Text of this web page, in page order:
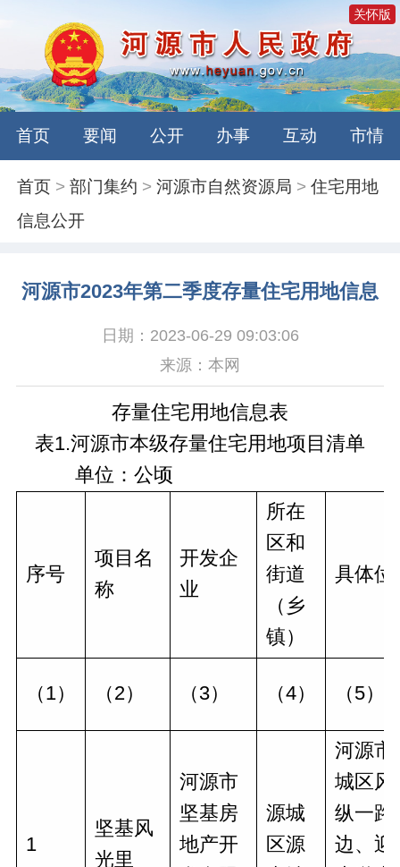
关怀版
首页 要闻 公开 办事 互动 市情
首页 >部门集约 >河源市自然资源局 >住宅用地
信息公开
河源市2023年第二季度存量住宅用地信息
日期：2023-06-29 09:03:06
来源：本网
存量住宅用地信息表
表1.河源市本级存量住宅用地项目清单
单位：公顷
序号
项目名
称
开发企
业
所在
区和
街道
（乡
镇）
具体位
（1） （2） （3） （4） （5）
1
坚基风
光里
河源市
坚基房
地产开
源城
区源
河源市
城区风
纵一路
边、迎